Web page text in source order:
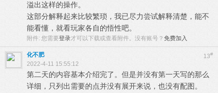
溢出这样的操作。
这部分解释起来比较繁琐，我已尽力尝试解释清楚，能不
能看懂，就看玩家各自的悟性吧。
附件: 您需要登录才可以下载或查看附件。没有账号？ 免费加入
13#
化不肥
2022-4-11 15:55:12
第二天的内容基本介绍完了。但是并没有第一天写的那么
详细，只列出需要的点并没有展开来说，也没有配图。